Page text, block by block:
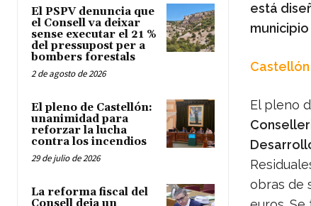
El PSPV denuncia que
el Consell va deixar
sense executar el 21 %
del pressupost per a
bombers forestals
2 de agosto de 2026
El pleno de Castellón:
unanimidad para
reforzar la lucha
contra los incendios
29 de julio de 2026
La reforma fiscal del
está
El pleno
obras de